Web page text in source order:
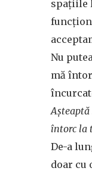
spațiile
Nu
mă
întorc la
De-a
doar cu